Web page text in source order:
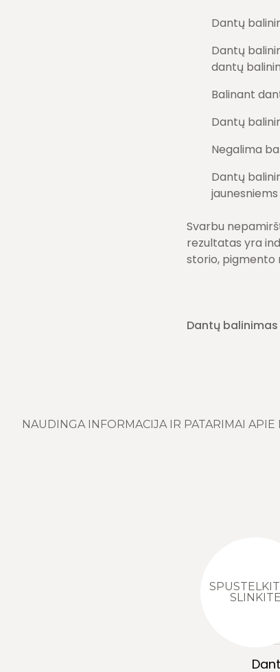
Dantų
Dantų
dantų
Balinant
Dantų
Negalima
Dantų
Svarbu
rezultatas yra
storio, pigmento
Dantų balinimas
NAUDINGA INFORMACIJA IR PATARIMAI APIE
SLINKITE